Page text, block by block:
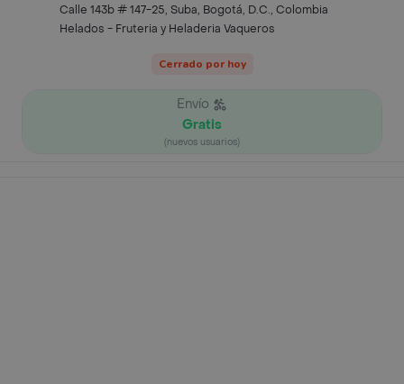
Calle 143b # 147-25, Suba, Bogotá, D.C., Colombia
Helados - Fruteria y Heladeria Vaqueros
Cerrado por hoy
Envío
Gratis
(nuevos usuarios)